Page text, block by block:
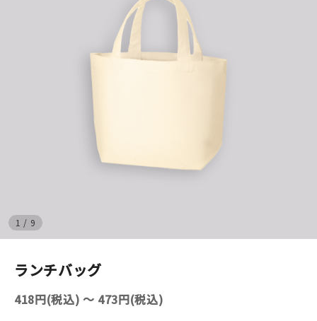
シルクスクリーン
紙
1 / 9
ランチバッグ
418円(税込) 〜 473円(税込)